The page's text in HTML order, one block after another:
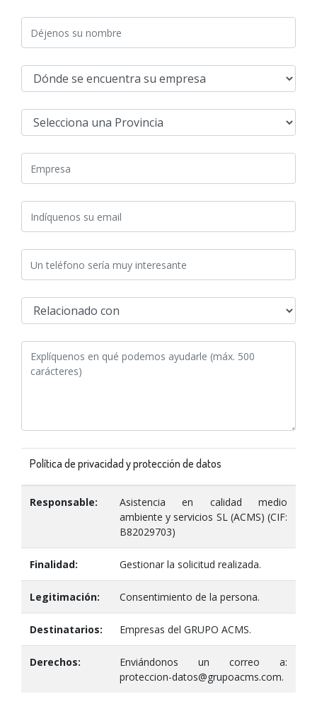
Política de privacidad y protección de datos
Responsable:
Asistencia en calidad medio
ambiente y servicios SL (ACMS) (CIF:
B82029703)
Finalidad: Gestionar la solicitud realizada.
Legitimación: Consentimiento de la persona.
Destinatarios: Empresas del GRUPO ACMS.
Derechos:
Enviándonos un correo a:
proteccion-datos@grupoacms.com.